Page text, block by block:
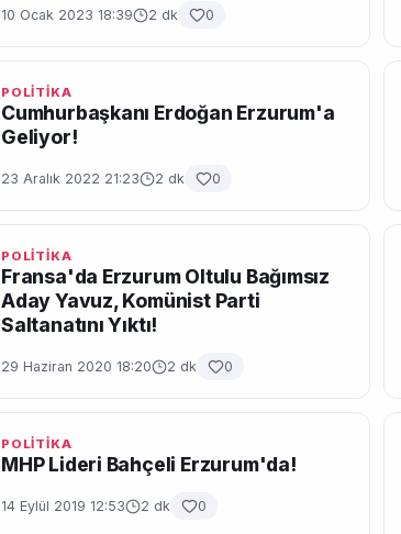
10 Ocak 2023 18:39 2 dk 0
POLİTİKA
Cumhurbaşkanı Erdoğan Erzurum'a
Geliyor!
23 Aralık 2022 21:23 2 dk 0
POLİTİKA
Fransa'da Erzurum Oltulu Bağımsız
Aday Yavuz, Komünist Parti
Saltanatını Yıktı!
29 Haziran 2020 18:20 2 dk 0
POLİTİKA
MHP Lideri Bahçeli Erzurum'da!
14 Eylül 2019 12:53 2 dk 0